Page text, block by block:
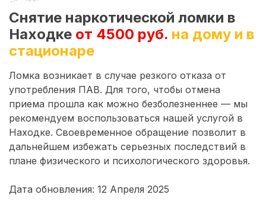
Снятие наркотической ломки в
Находке от 4500 руб. на дому и в
стационаре
Ломка возникает в случае резкого отказа от
употребления ПАВ. Для того, чтобы отмена
приема прошла как можно безболезненнее — мы
рекомендуем воспользоваться нашей услугой в
Находке. Своевременное обращение позволит в
дальнейшем избежать серьезных последствий в
плане физического и психологического здоровья.
Дата обновления: 12 Апреля 2025